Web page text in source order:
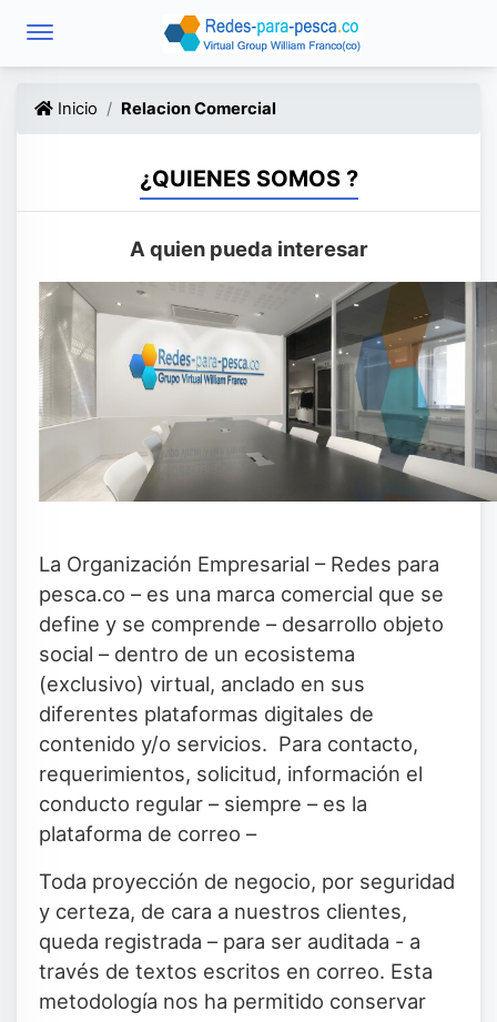
Inicio Relacion Comercial
¿QUIENES SOMOS ?
A quien pueda interesar
La Organización Empresarial – Redes para
pesca.co – es una marca comercial que se
define y se comprende – desarrollo objeto
social – dentro de un ecosistema
(exclusivo) virtual, anclado en sus
diferentes plataformas digitales de
contenido y/o servicios. Para contacto,
requerimientos, solicitud, información el
conducto regular – siempre – es la
plataforma de correo –
Toda proyección de negocio, por seguridad
y certeza, de cara a nuestros clientes,
queda registrada – para ser auditada - a
través de textos escritos en correo. Esta
metodología nos ha permitido conservar